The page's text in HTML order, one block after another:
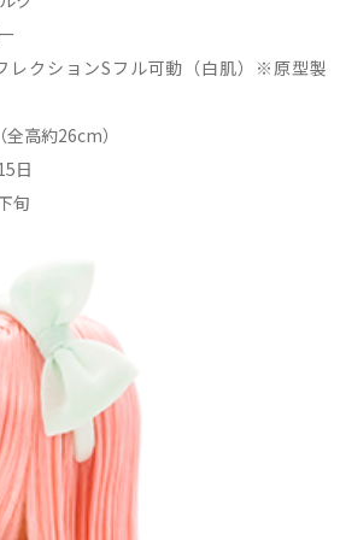
レクションSフル可動（白肌）※原型製
高約26cm）
日
旬